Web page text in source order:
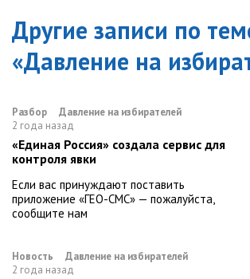
Другие записи по
«Давление на
Разбор
Давление на избирателей
2 года назад
«Единая Россия» создала сервис для
контроля явки
Если вас принуждают поставить
приложение «ГЕО-СМС» — пожалуйста,
сообщите нам
Новость
Давление на избирателей
2 года назад